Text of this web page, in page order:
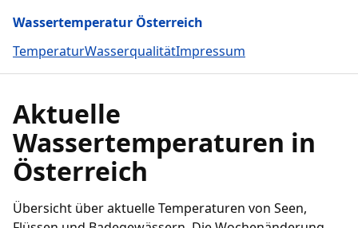
Wassertemperatur Österreich
TemperaturWasserqualitätImpressum
Aktuelle
Wassertemperaturen in
Österreich
Übersicht über aktuelle Temperaturen von Seen,